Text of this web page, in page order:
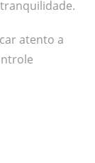
atento a